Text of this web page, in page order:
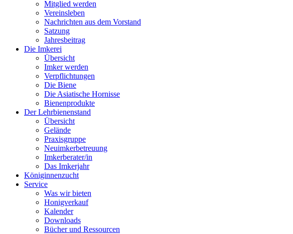
Mitglied werden
Vereinsleben
Nachrichten aus dem Vorstand
Satzung
Jahresbeitrag
Die Imkerei
Übersicht
Imker werden
Verpflichtungen
Die Biene
Die Asiatische Hornisse
Bienenprodukte
Der Lehrbienenstand
Übersicht
Gelände
Praxisgruppe
Neuimkerbetreuung
Imkerberater/in
Das Imkerjahr
Königinnenzucht
Service
Was wir bieten
Honigverkauf
Kalender
Downloads
Bücher und Ressourcen